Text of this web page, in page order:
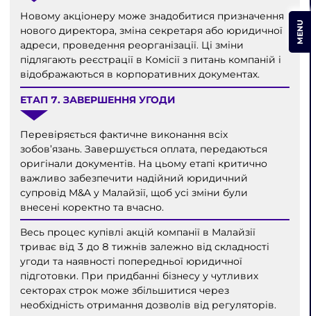
Новому акціонеру може знадобитися призначення
нового директора, зміна секретаря або юридичної
адреси, проведення реорганізації. Ці зміни
підлягають реєстрації в Комісії з питань компаній і
відображаються в корпоративних документах.
ЕТАП 7. ЗАВЕРШЕННЯ УГОДИ
Перевіряється фактичне виконання всіх
зобов’язань. Завершується оплата, передаються
оригінали документів. На цьому етапі критично
важливо забезпечити надійний юридичний
супровід M&A у Малайзії, щоб усі зміни були
внесені коректно та вчасно.
Весь процес купівлі акцій компанії в Малайзії
триває від 3 до 8 тижнів залежно від складності
угоди та наявності попередньої юридичної
підготовки. При придбанні бізнесу у чутливих
секторах строк може збільшитися через
необхідність отримання дозволів від регуляторів.
MENU